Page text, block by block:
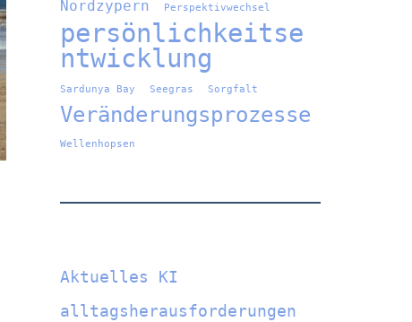
Nordzypern Perspektivwechsel
persönlichkeitse
ntwicklung
Sardunya Bay Seegras Sorgfalt
Veränderungsprozesse
Wellenhopsen
Aktuelles KI
alltagsherausforderungen